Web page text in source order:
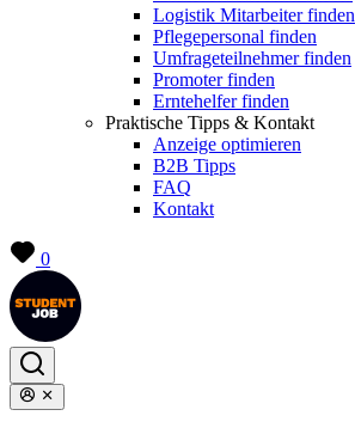
Logistik Mitarbeiter finden
Pflegepersonal finden
Umfrageteilnehmer finden
Promoter finden
Erntehelfer finden
Praktische Tipps & Kontakt
Anzeige optimieren
B2B Tipps
FAQ
Kontakt
0